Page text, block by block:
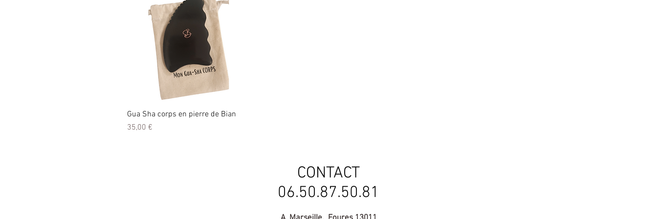
Gua Sha corps en pierre de Bian
Prix
35,00 €
CONTACT
06.50.87.50.81